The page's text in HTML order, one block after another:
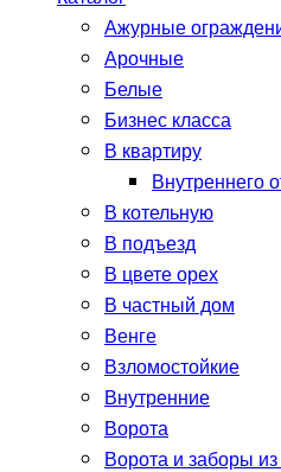
Ажурные
Арочные
Белые
Бизнес класса
В квартиру
Внутреннего
В котельную
В подъезд
В цвете орех
В частный дом
Венге
Взломостойкие
Внутренние
Ворота
Ворота и заборы